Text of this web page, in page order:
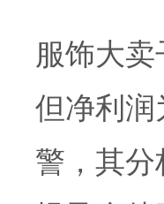
服饰大
但净利润
警，其